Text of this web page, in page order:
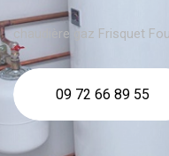
chaudière gaz Frisquet
09 72 66 89 55